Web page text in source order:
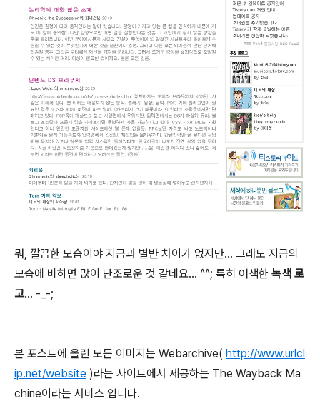
뭐, 깔끔한 모습이야 지금과 별반 차이가 없지만... 그래도 지금의
모습에 비하면 많이 단조로운 것 같네요... ^^; 특히 어색한 녹색 로
고... -_-;
본 포스트에 올린 모든 이미지는 Webarchive( http://www.urlcl
ip.net/website )라는 사이트에서 제공하는 The Wayback Ma
chine이라는 서비스 입니다.